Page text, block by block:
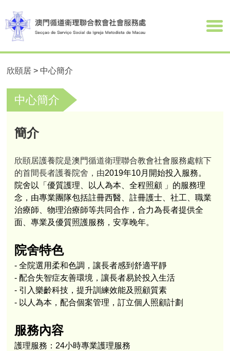
欣頤居 > 中心簡介
中心簡介
簡介
欣頤居護養院是澳門循道衛理聯合教會社會服務處轄下
的首間長者護養院舍，由2019年10月開始投入服務。
院舍以「優質護理、以人為本、全程照顧 」的服務理
念，由專業團隊包括註冊西醫、註冊護士、社工、職業
治療師、物理治療師等共同合作，合力為長者提供全
面、專業及優質照護服務，安享晚年。
院舍特色
-
-
-
- 以人為本，配合個案管理，訂立個人照顧計劃
服務內容
護理服務 ： 24小時專業護理服務